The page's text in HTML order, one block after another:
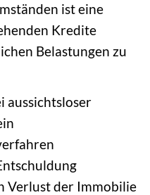
ist eine
Kredite
Belastungen zu
aussichtsloser
Verlust der Immobilie